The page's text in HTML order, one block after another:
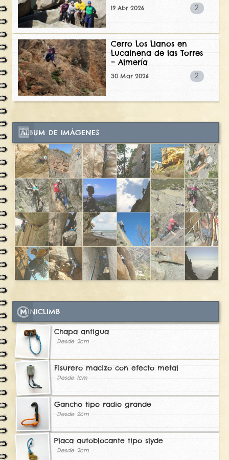
19 Abr 2026 2
Cerro Los Llanos en
Lucainena de las Torres
– Almería
30 Mar 2026 2
ÁLBUM DE IMÁGENES
MINICLIMB
Chapa antigua
Desde 2cm
Fisurero macizo con efecto metal
Desde 1cm
Gancho tipo radio grande
Desde 2cm
Placa autoblocante tipo slyde
Desde 2cm